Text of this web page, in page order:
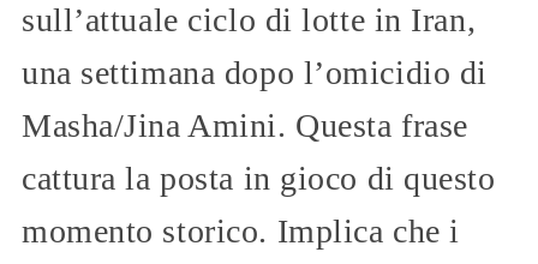
sull’attuale ciclo di lotte in Iran,
una settimana dopo l’omicidio di
Masha/Jina Amini. Questa frase
cattura la posta in gioco di questo
momento storico. Implica che i